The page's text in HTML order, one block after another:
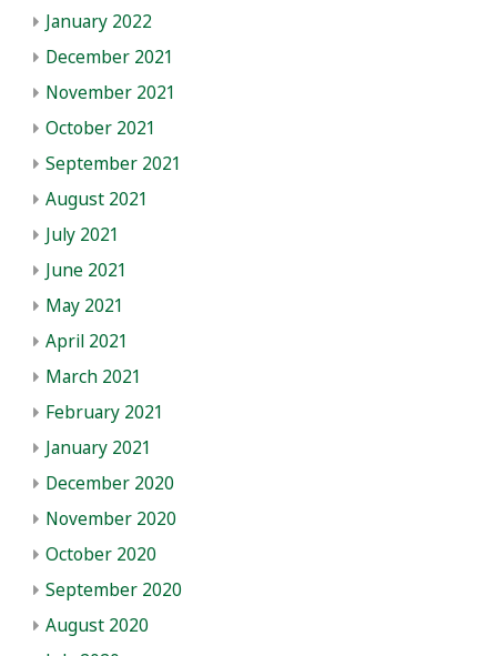
January 2022
December 2021
November 2021
October 2021
September 2021
August 2021
July 2021
June 2021
May 2021
April 2021
March 2021
February 2021
January 2021
December 2020
November 2020
October 2020
September 2020
August 2020